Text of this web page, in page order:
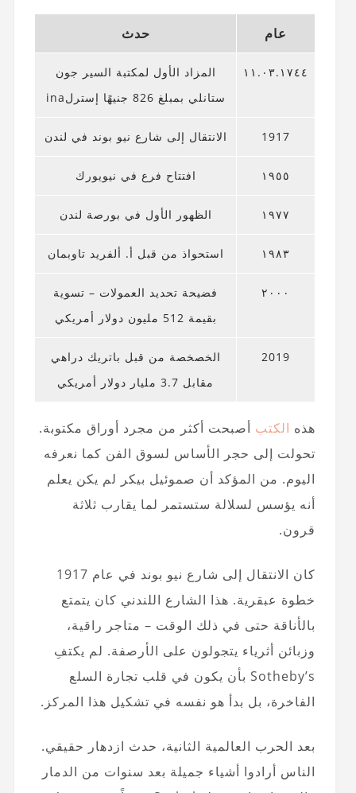
عام حدث
١١.٠٣.١٧٤٤
المزاد الأول لمكتبة السير جون
ستانلي بمبلغ 826 جنيهًا إسترلina
1917 الانتقال إلى شارع نيو بوند في لندن
١٩٥٥ افتتاح فرع في نيويورك
١٩٧٧ الظهور الأول في بورصة لندن
١٩٨٣ استحواذ من قبل أ. ألفريد تاوبمان
٢٠٠٠
فضيحة تحديد العمولات – تسوية
بقيمة 512 مليون دولار أمريكي
2019
الخصخصة من قبل باتريك دراهي
مقابل 3.7 مليار دولار أمريكي
هذه الكتب أصبحت أكثر من مجرد أوراق مكتوبة.
تحولت إلى حجر الأساس لسوق الفن كما نعرفه
اليوم. من المؤكد أن صموئيل بيكر لم يكن يعلم
أنه يؤسس لسلالة ستستمر لما يقارب ثلاثة
قرون.
كان الانتقال إلى شارع نيو بوند في عام 1917
خطوة عبقرية. هذا الشارع اللندني كان يتمتع
بالأناقة حتى في ذلك الوقت – متاجر راقية،
وزبائن أثرياء يتجولون على الأرصفة. لم يكتفِ
Sotheby’s بأن يكون في قلب تجارة السلع
الفاخرة، بل بدأ هو نفسه في تشكيل هذا المركز.
بعد الحرب العالمية الثانية، حدث ازدهار حقيقي.
الناس أرادوا أشياء جميلة بعد سنوات من الدمار